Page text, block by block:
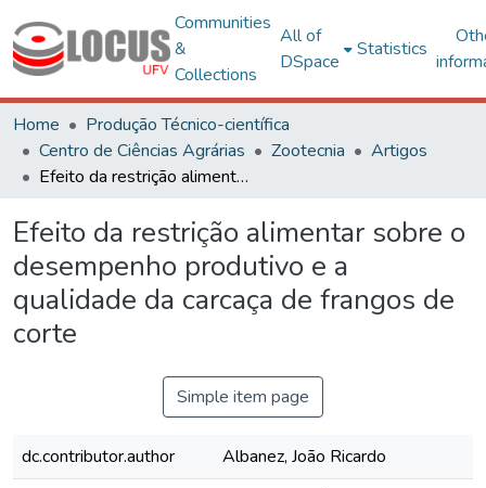
Communities
&
Collections
All of
DSpace
Statistics
Home
Produção Técnico-científica
Centro de Ciências Agrárias
Zootecnia
Artigos
Efeito da restrição alimentar sobre o desempenho produtivo e a qualidade da carcaça de frangos de corte
Efeito da restrição alimentar sobre o
desempenho produtivo e a
qualidade da carcaça de frangos de
corte
Simple item page
dc.contributor.author
Albanez, João Ricardo